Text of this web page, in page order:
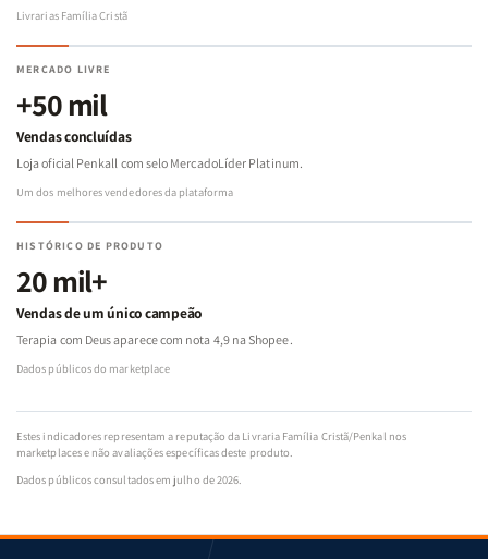
Livrarias Família Cristã
MERCADO LIVRE
+50 mil
Vendas concluídas
Loja oficial Penkall com selo MercadoLíder Platinum.
Um dos melhores vendedores da plataforma
HISTÓRICO DE PRODUTO
20 mil+
Vendas de um único campeão
Terapia com Deus aparece com nota 4,9 na Shopee.
Dados públicos do marketplace
Estes indicadores representam a reputação da Livraria Família Cristã/Penkal nos
marketplaces e não avaliações específicas deste produto.
Dados públicos consultados em julho de 2026.